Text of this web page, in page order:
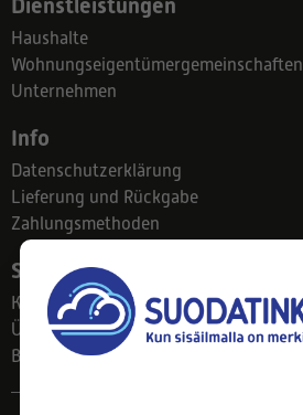
Haushalte
Wohnungseigentümergemeinschaften
Unternehmen
Info
Datenschutzerklärung
Lieferung und Rückgabe
Zahlungsmethoden
Suodatinkeskus
Kontakt
Über uns
Blog